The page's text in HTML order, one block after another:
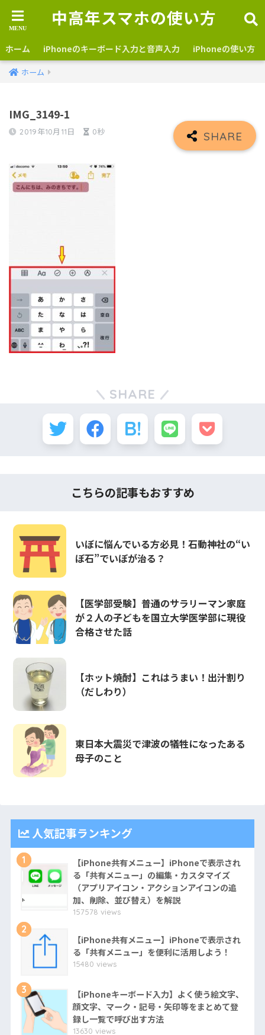
中高年スマホの使い方
ホーム iPhoneのキーボード入力と音声入力 iPhoneの使い方
ホーム
IMG_3149-1
2019年10月11日 0秒
SHARE
こちらの記事もおすすめ
いぼに悩んでいる方必見！石動神社の“い
ぼ石”でいぼが治る？
【医学部受験】普通のサラリーマン家庭
が２人の子どもを国立大学医学部に現役
合格させた話
【ホット焼酎】これはうまい！出汁割り
（だしわり）
東日本大震災で津波の犠牲になったある
母子のこと
人気記事ランキング
1
【iPhone共有メニュー】iPhoneで表示され
る「共有メニュー」の編集・カスタマイズ
（アプリアイコン・アクションアイコンの追
加、削除、並び替え）を解説
157578 views
2
【iPhone共有メニュー】iPhoneで表示され
る「共有メニュー」を便利に活用しよう！
15480 views
3
【iPhoneキーボード入力】よく使う絵文字、
顔文字、マーク・記号・矢印等をまとめて登
録し一覧で呼び出す方法
13630 views